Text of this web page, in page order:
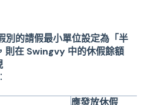
別的請假最小單位設定為「半
則在 Swingvy 中的休假餘額